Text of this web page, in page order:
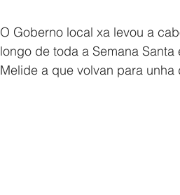
O Goberno local xa levou a
longo de toda a Semana
Melide a que volvan para